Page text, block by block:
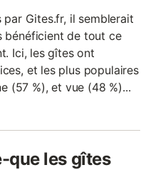
Gites.fr, il semblerait
bénéficient de tout ce
Ici, les gîtes ont
et les plus populaires
(57 %), et vue (48 %)...
que les gîtes